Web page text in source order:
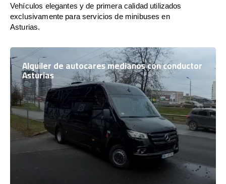
Vehículos elegantes y de primera calidad utilizados
exclusivamente para servicios de minibuses en
Asturias.
Alquiler de autocares medianos con conductor
Asturias